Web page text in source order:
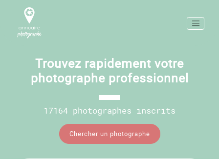
Trouvez rapidement votre
photographe professionnel
17164 photographes inscrits
Chercher un photographe